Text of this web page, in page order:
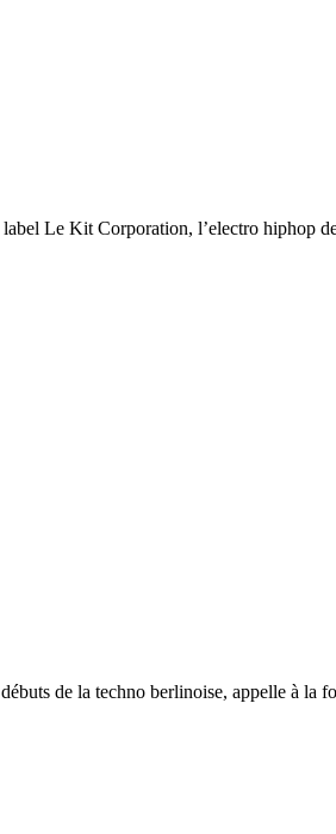
Le Kit Corporation, l’electro hiphop
de la techno berlinoise, appelle à la